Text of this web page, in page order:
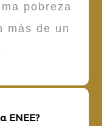
pobreza
más de un
ENEE?